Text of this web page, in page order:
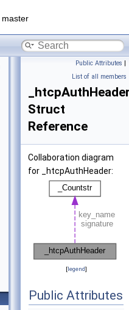
master
Public Attributes |
List of all members
Struct
Reference
Collaboration diagram
for _htcpAuthHeader:
[legend]
Public Attributes